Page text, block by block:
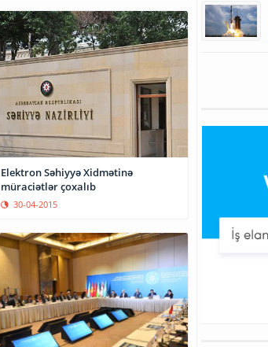
Elektron Səhiyyə Xidmətinə
müraciətlər çoxalıb
30-04-2015